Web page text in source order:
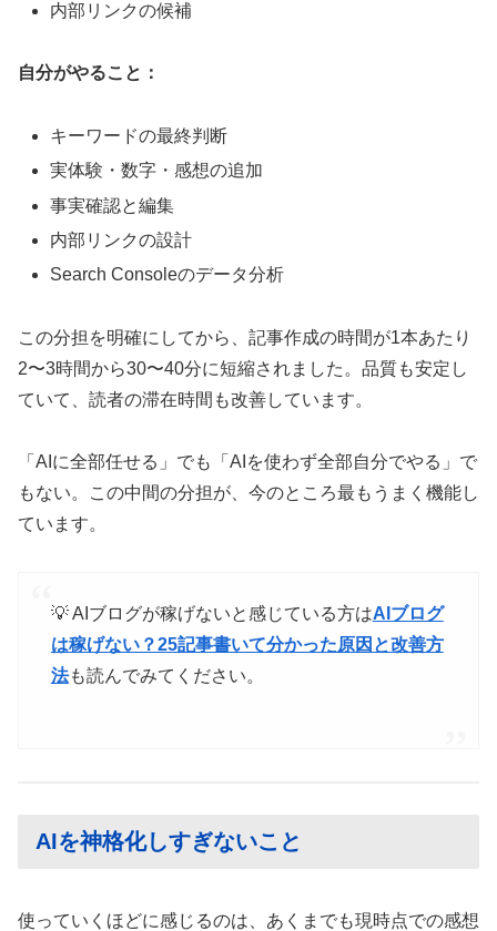
内部リンクの候補
自分がやること：
キーワードの最終判断
実体験・数字・感想の追加
事実確認と編集
内部リンクの設計
Search Consoleのデータ分析
この分担を明確にしてから、記事作成の時間が1本あたり
2〜3時間から30〜40分に短縮されました。品質も安定し
ていて、読者の滞在時間も改善しています。
「AIに全部任せる」でも「AIを使わず全部自分でやる」で
もない。この中間の分担が、今のところ最もうまく機能し
ています。
💡 AIブログが稼げないと感じている方はAIブログ
は稼げない？25記事書いて分かった原因と改善方
法も読んでみてください。
AIを神格化しすぎないこと
使っていくほどに感じるのは、あくまでも現時点での感想